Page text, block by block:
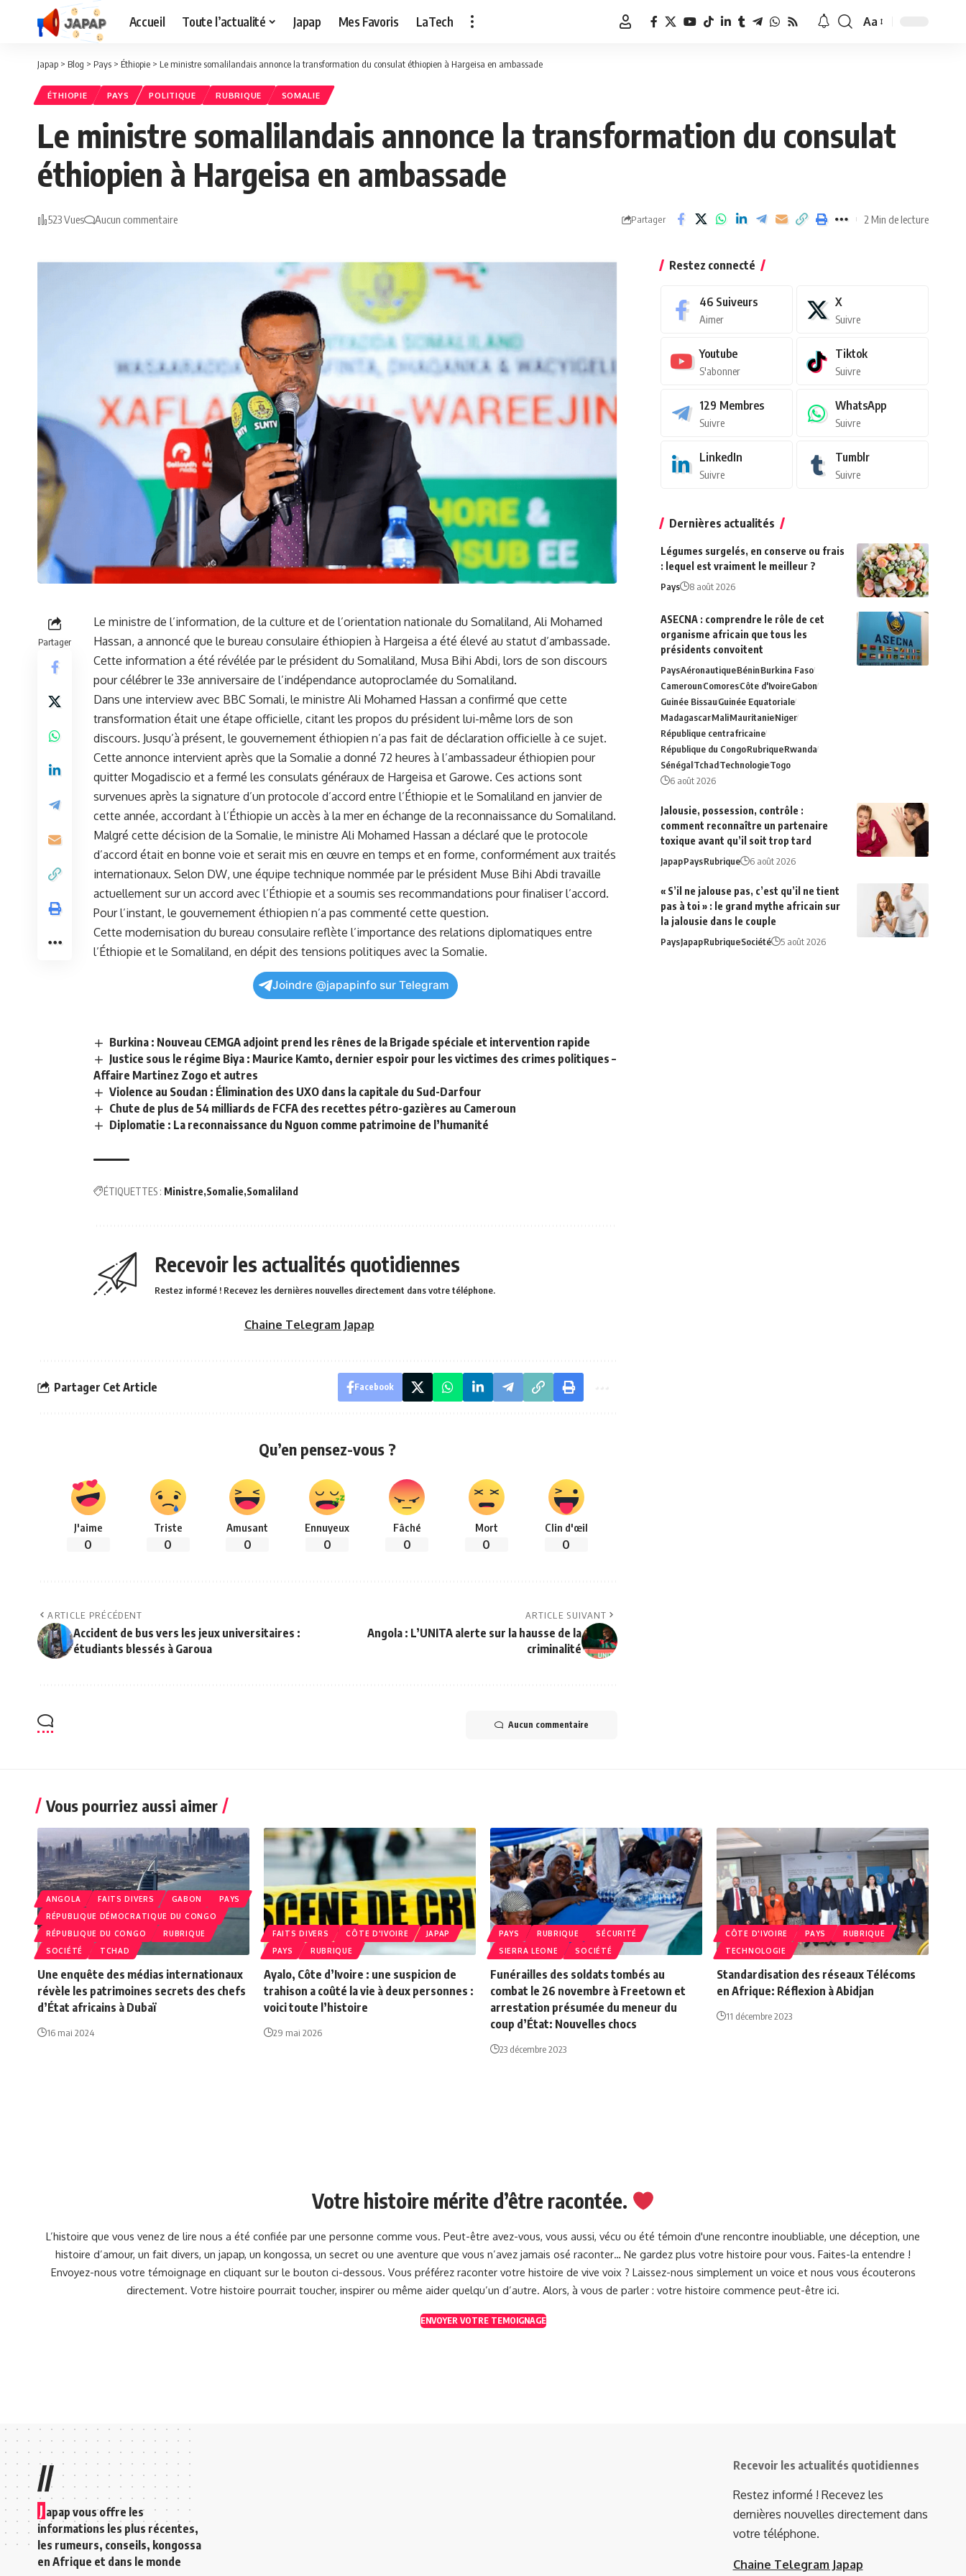
Accueil Toute l’actualité Japap Mes Favoris LaTech
Redimensionner
Aa
Japap > Blog > Pays > Éthiopie > Le ministre somalilandais annonce la transformation du consulat éthiopien à Hargeisa en ambassade
ÉTHIOPIE PAYS POLITIQUE RUBRIQUE SOMALIE
Le ministre somalilandais annonce la transformation du consulat
éthiopien à Hargeisa en ambassade
523 Vues Aucun commentaire Partager 2 Min de lecture
Partager
Le ministre‍ de l’information, ⁤de la ⁤culture et de l’orientation‌ nationale du Somaliland, Ali Mohamed
Hassan,‍ a ‍annoncé que le bureau consulaire éthiopien à Hargeisa a été élevé au ​statut d’ambassade.
Cette information a été révélée par le président du Somaliland,‌ Musa ​Bihi Abdi, lors​ de son discours
‌pour célébrer le ‍33e ‌anniversaire de ⁢l’indépendance autoproclamée ‌du Somaliland.
Dans​ une ⁣interview ‌avec ‍BBC Somali, le ‍ministre Ali ⁤Mohamed⁢ Hassan a confirmé que cette
transformation était une étape officielle, ‍citant les propos ⁢du président ⁤lui-même lors de son
discours. Jusqu’à présent, ⁤le gouvernement éthiopien n’a pas fait de déclaration officielle à ‍ce sujet.
Cette ‍annonce intervient après que la ⁣Somalie a donné⁢ 72 heures à l’ambassadeur⁢ éthiopien pour
quitter Mogadiscio et a fermé‍ les consulats généraux de Hargeisa et⁣ Garowe. Ces actions sont
survenues‌ après la​ signature d’un ‌protocole d’accord entre l’Éthiopie et le Somaliland‍ en janvier de⁤
cette⁢ année, accordant à l’Éthiopie un accès ‍à la mer en échange de la reconnaissance du Somaliland.
Malgré cette décision de la ​Somalie, ‌le ministre ​Ali Mohamed Hassan a déclaré que le protocole
d’accord ⁤était en bonne voie et serait mis en œuvre en temps et en forme, conformément aux traités
‍internationaux. Selon DW, une équipe technique nommée par⁣ le président Muse Bihi Abdi travaille
actuellement sur un accord avec l’Éthiopie et a soumis ses recommandations pour ‍finaliser l’accord.
Pour l’instant, le gouvernement éthiopien‌ n’a pas commenté cette question.
Cette modernisation du bureau consulaire reflète l’importance des relations⁢ diplomatiques entre
l’Éthiopie et le Somaliland, en dépit des tensions politiques avec la Somalie.
Joindre @japapinfo sur Telegram
Burkina : Nouveau CEMGA adjoint prend les rênes de la Brigade spéciale et intervention rapide
Justice sous le régime Biya : Maurice Kamto, dernier espoir pour les victimes des crimes politiques –
Affaire Martinez Zogo et autres
Violence au Soudan : Élimination des UXO dans la capitale du Sud-Darfour
Chute de plus de 54 milliards de FCFA des recettes pétro-gazières au Cameroun
Diplomatie : La reconnaissance du Nguon comme patrimoine de l’humanité
ÉTIQUETTES : Ministre Somalie Somaliland
Recevoir les actualités quotidiennes
Restez informé ! Recevez les dernières nouvelles directement dans votre téléphone.
Chaine Telegram Japap
Partager Cet Article Facebook
Qu’en pensez-vous ?
J'aime
0
Triste
0
Amusant
0
Ennuyeux
0
Fâché
0
Mort
0
Clin d'œil
0
ARTICLE PRÉCÉDENT
Accident de bus vers les jeux universitaires :
étudiants blessés à Garoua
ARTICLE SUIVANT
Angola : L’UNITA alerte sur la hausse de la
criminalité
Aucun commentaire
Restez connecté
46 Suiveurs
Aimer
X
Suivre
Youtube
S'abonner
Tiktok
Suivre
129 Membres
Suivre
WhatsApp
Suivre
LinkedIn
Suivre
Tumblr
Suivre
Dernières actualités
Légumes surgelés, en conserve ou frais
: lequel est vraiment le meilleur ?
Pays 8 août 2026
ASECNA : comprendre le rôle de cet
organisme africain que tous les
présidents convoitent
PaysAéronautiqueBéninBurkina Faso
CamerounComoresCôte d'IvoireGabon
Guinée BissauGuinée Equatoriale
MadagascarMaliMauritanieNiger
République centrafricaine
République du CongoRubriqueRwanda
SénégalTchadTechnologieTogo
6 août 2026
Jalousie, possession, contrôle :
comment reconnaître un partenaire
toxique avant qu’il soit trop tard
JapapPaysRubrique 6 août 2026
« S’il ne jalouse pas, c’est qu’il ne tient
pas à toi » : le grand mythe africain sur
la jalousie dans le couple
PaysJapapRubriqueSociété 5 août 2026
Vous pourriez aussi aimer
ANGOLA FAITS DIVERS GABON
PAYS
RÉPUBLIQUE DÉMOCRATIQUE DU CONGO
RÉPUBLIQUE DU CONGO
RUBRIQUE
SOCIÉTÉ
TCHAD
Une enquête des médias internationaux
révèle les patrimoines secrets des chefs
d’État africains à Dubaï
16 mai 2024
FAITS DIVERS CÔTE D'IVOIRE
JAPAP
PAYS
RUBRIQUE
Ayalo, Côte d’Ivoire : une suspicion de
trahison a coûté la vie à deux personnes :
voici toute l’histoire
29 mai 2026
PAYS RUBRIQUE
SÉCURITÉ
SIERRA LEONE
SOCIÉTÉ
Funérailles des soldats tombés au
combat le 26 novembre à Freetown et
arrestation présumée du meneur du
coup d’État: Nouvelles chocs
23 décembre 2023
CÔTE D'IVOIRE PAYS
RUBRIQUE
TECHNOLOGIE
Standardisation des réseaux Télécoms
en Afrique: Réflexion à Abidjan
11 décembre 2023
Votre histoire mérite d’être racontée.
L’histoire que vous venez de lire nous a été confiée par une personne comme vous. Peut-être avez-vous, vous aussi, vécu ou été témoin d'une rencontre inoubliable, une déception, une
histoire d’amour, un fait divers, un japap, un kongossa, un secret ou une aventure que vous n’avez jamais osé raconter… Ne gardez plus votre histoire pour vous. Faites-la entendre !
Envoyez-nous votre témoignage en cliquant sur le bouton ci-dessous. Vous préférez raconter votre histoire de vive voix ? Laissez-nous simplement un voice et nous vous écouterons
directement. Votre histoire pourrait toucher, inspirer ou même aider quelqu’un d’autre. Alors, à vous de parler : votre histoire commence peut-être ici.
ENVOYER VOTRE TEMOIGNAGE
//
J apap vous offre les
informations les plus récentes,
les rumeurs, conseils, kongossa
en Afrique et dans le monde
Recevoir les actualités quotidiennes
Restez informé ! Recevez les
dernières nouvelles directement dans
votre téléphone.
Chaine Telegram Japap